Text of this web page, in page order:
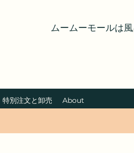
ムームーモールは
特別注文と卸売 About